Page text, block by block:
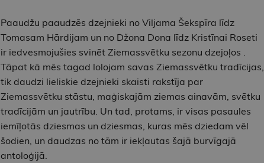
Paaudžu paaudzēs dzejnieki no Viljama Šekspīra līdz
Tomasam Hārdijam un no Džona Dona līdz Kristīnai Roseti
ir iedvesmojušies svinēt Ziemassvētku sezonu dzejoļos .
Tāpat kā mēs tagad lolojam savas Ziemassvētku tradīcijas,
tik daudzi lieliskie dzejnieki skaisti rakstīja par
Ziemassvētku stāstu, maģiskajām ziemas ainavām, svētku
tradīcijām un jautrību. Un tad, protams, ir visas pasaules
iemīļotās dziesmas un dziesmas, kuras mēs dziedam vēl
šodien, un daudzas no tām ir iekļautas šajā burvīgajā
antoloģijā.